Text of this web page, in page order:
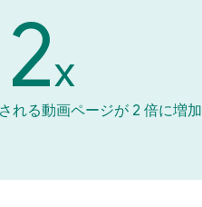
2x
れる動画ページが 2 倍に増加